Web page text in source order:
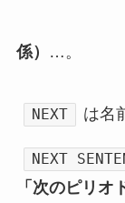
係） …。
NEXT は名
NEXT
「次のピリオ